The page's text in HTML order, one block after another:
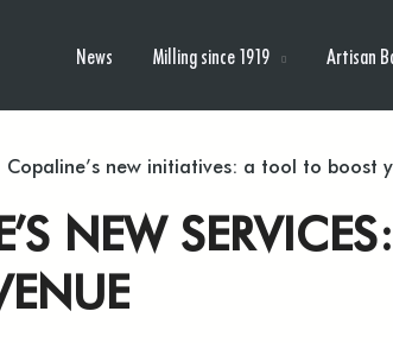
News Milling since 1919 Artisan
Copaline’s new initiatives: a tool to boost
NEW